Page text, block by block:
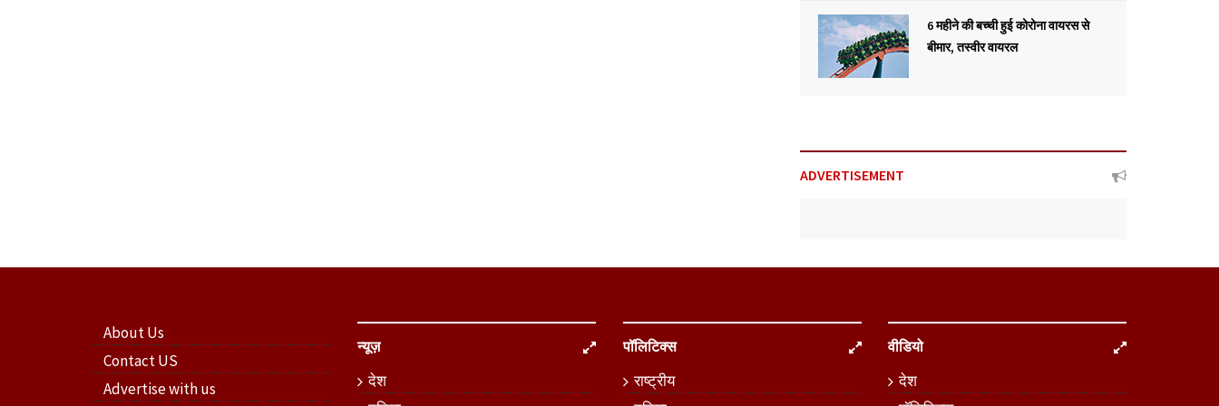
6 महीने की बच्ची हुई कोरोना वायरस से
बीमार, तस्वीर वायरल
ADVERTISEMENT
About Us
Contact US
Advertise with us
न्यूज़
देश
पॉलिटिक्स
राष्ट्रीय
वीडियो
देश